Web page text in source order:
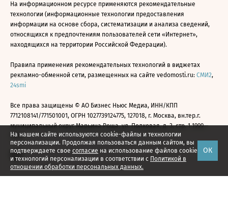
На нашем сайте используются cookie-файлы и технологии
персонализации. Продолжая пользоваться данным сайтом, вы
подтверждаете свое согласие на использование файлов cookie
и технологий персонализации в соответствии с Политикой в
отношении обработки персональных данных.
ОК
На информационном ресурсе применяются рекомендательные
технологии (информационные технологии предоставления
информации на основе сбора, систематизации и анализа сведений,
относящихся к предпочтениям пользователей сети «Интернет»,
находящихся на территории Российской Федерации).
Правила применения рекомендательных технологий в виджетах
рекламно-обменной сети, размещенных на сайте vedomosti.ru: СМИ2,
24smi
Все права защищены © АО Бизнес Ньюс Медиа, ИНН/КПП
7712108141/771501001, ОГРН 1027739124775, 127018, г. Москва, вн.тер.г.
муниципальный округ Марьина Роща, ул. Полковая, д. 3, стр. 1 1999—
2026